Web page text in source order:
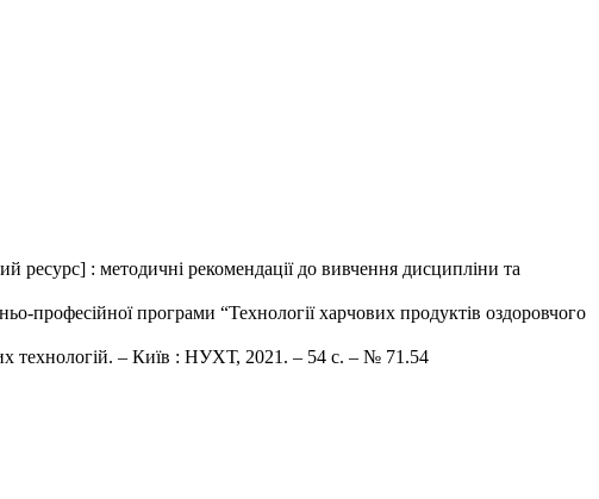
ресурс] : методичні рекомендації до вивчення дисципліни та
професійної програми “Технології харчових продуктів оздоровчого
технологій. – Київ : НУХТ, 2021. – 54 с. – № 71.54